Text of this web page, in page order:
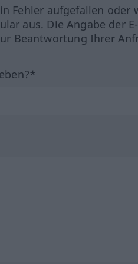
Fehler aufgefallen oder
aus. Die Angabe der
Beantwortung Ihrer